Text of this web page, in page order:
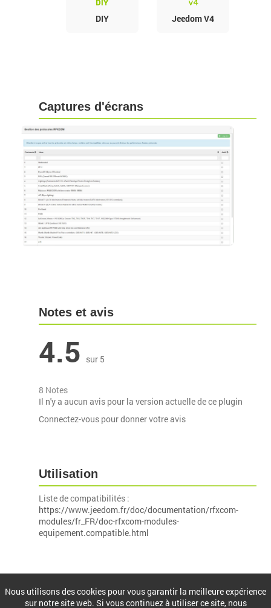
DIY Jeedom V4
Captures d'écrans
Notes et avis
4.5 sur 5
8 Notes
Il n'y a aucun avis pour la version actuelle de ce plugin
Connectez-vous pour donner votre avis
Utilisation
Liste de compatibilités :
https://www.jeedom.fr/doc/documentation/rfxcom-
modules/fr_FR/doc-rfxcom-modules-
equipement.compatible.html
Nous utilisons des cookies pour vous garantir la meilleure expérience
sur notre site web. Si vous continuez à utiliser ce site, nous